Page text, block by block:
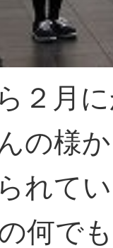
２月
の様
れて
何で